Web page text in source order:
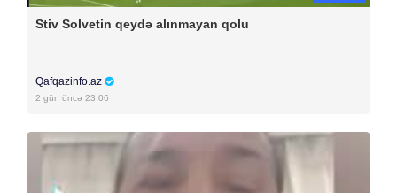
Stiv Solvetin qeydə alınmayan qolu
Qafqazinfo.az
2 gün öncə 23:06